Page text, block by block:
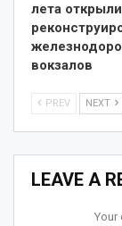
лета
вокзалов
PREV NEXT
LEAVE A
Your